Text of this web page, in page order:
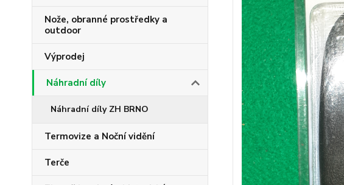
Nože, obranné prostředky a
outdoor
Výprodej
Náhradní díly
Náhradní díly ZH BRNO
Termovize a Noční vidění
Terče